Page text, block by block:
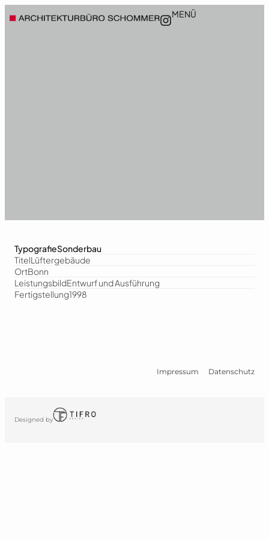
MENÜ
TypografieSonderbau
TitelLüftergebäude
OrtBonn
LeistungsbildEntwurf und Ausführung
Fertigstellung1998
Impressum Datenschutz
Designed by